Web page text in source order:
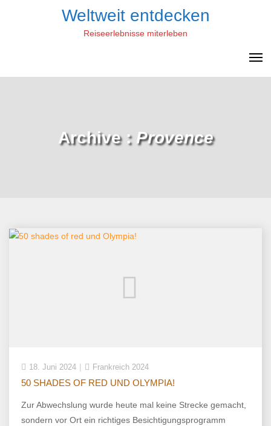
Weltweit entdecken
Reiseerlebnisse miterleben
Archive : Provence
18. Juni 2024 Frankreich 2024
50 SHADES OF RED UND OLYMPIA!
Zur Abwechslung wurde heute mal keine Strecke gemacht,
sondern vor Ort ein richtiges Besichtigungsprogramm